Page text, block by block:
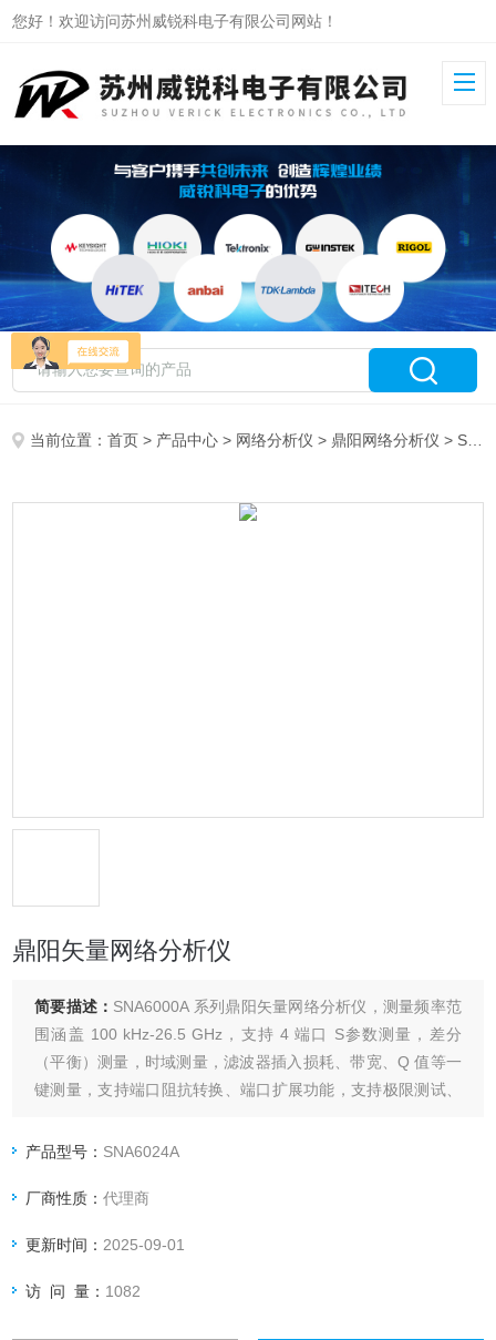
您好！欢迎访问苏州威锐科电子有限公司网站！
当前位置：首页 > 产品中心 > 网络分析仪 > 鼎阳网络分析仪 > SNA6024A鼎阳矢量网络分析仪
鼎阳矢量网络分析仪
简要描述： SNA6000A 系列鼎阳矢量网络分析仪，测量频率范
围涵盖 100 kHz-26.5 GHz，支持 4 端口 S参数测量，差分
（平衡）测量，时域测量，滤波器插入损耗、带宽、Q 值等一
键测量，支持端口阻抗转换、端口扩展功能，支持极限测试、
描、对数频率扫描、分段频率扫描、线性功率扫描方式。
产品型号： SNA6024A
厂商性质：代理商
更新时间： 2025-09-01
访 问 量： 1082